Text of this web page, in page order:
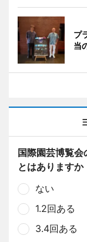
プ
当
国際園芸博覧
とはありますか
ない
1.2回ある
3.4回ある